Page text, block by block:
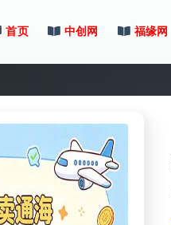
首页 中创网 福缘网